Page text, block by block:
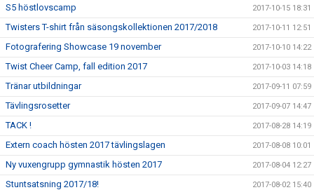
S5 höstlovscamp 2017-10-15 18:31
Twisters T-shirt från säsongskollektionen 2017/2018 2017-10-11 12:51
Fotografering Showcase 19 november 2017-10-10 14:22
Twist Cheer Camp, fall edition 2017 2017-10-03 14:18
Tränar utbildningar 2017-09-11 07:59
Tävlingsrosetter 2017-09-07 14:47
TACK ! 2017-08-28 14:19
Extern coach hösten 2017 tävlingslagen 2017-08-08 10:01
Ny vuxengrupp gymnastik hösten 2017 2017-08-04 12:27
Stuntsatsning 2017/18! 2017-08-02 15:40